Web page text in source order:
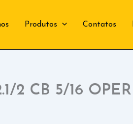
Produtos Contatos
2 CB 5/16 OPER